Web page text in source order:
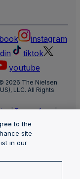
instagram
tiktok
youtube
2026 The Nielsen
LLC. All Rights
|Terms of use|
of my sensitive
Cloud Privacy
to the
site
in our